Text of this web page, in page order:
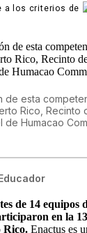
a los criterios de
de esta
Rico, Recinto
Humacao
de 14 equipos
en la
Rico. Enactus es